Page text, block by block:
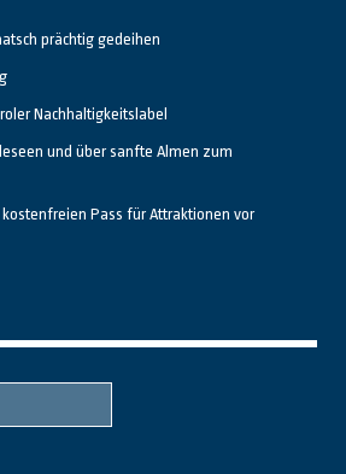
prächtig gedeihen
Nachhaltigkeitslabel
und über sanfte Almen zum
Pass für Attraktionen vor